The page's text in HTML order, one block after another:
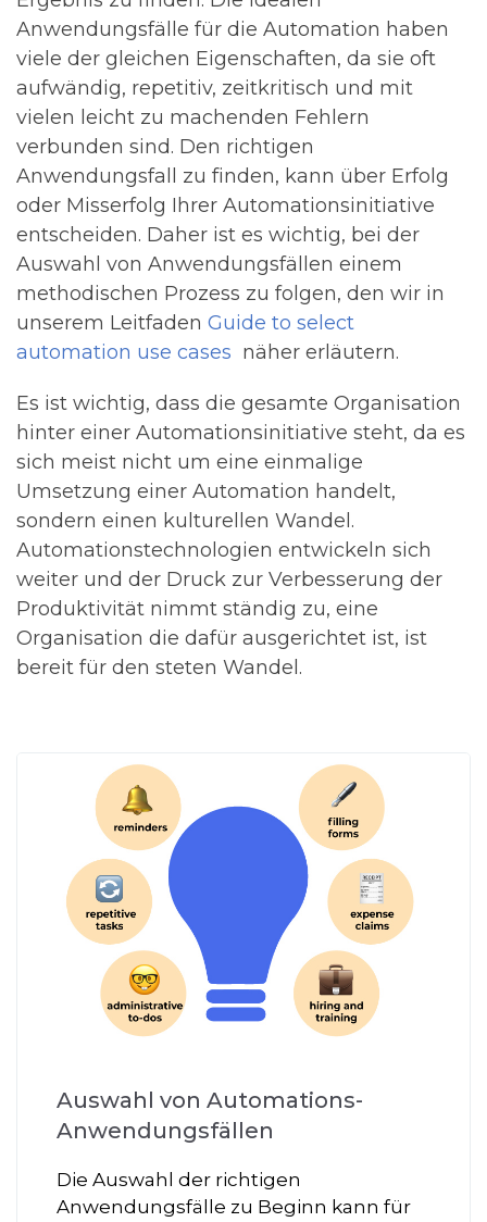
Anwendungsfälle für die Automation haben
viele der gleichen Eigenschaften, da sie oft
aufwändig, repetitiv, zeitkritisch und mit
vielen leicht zu machenden Fehlern
verbunden sind. Den richtigen
Anwendungsfall zu finden, kann über Erfolg
oder Misserfolg Ihrer Automationsinitiative
entscheiden. Daher ist es wichtig, bei der
Auswahl von Anwendungsfällen einem
methodischen Prozess zu folgen, den wir in
unserem Leitfaden Guide to select
automation use cases näher erläutern.
Es ist wichtig, dass die gesamte Organisation
hinter einer Automationsinitiative steht, da es
sich meist nicht um eine einmalige
Umsetzung einer Automation handelt,
sondern einen kulturellen Wandel.
Automationstechnologien entwickeln sich
weiter und der Druck zur Verbesserung der
Produktivität nimmt ständig zu, eine
Organisation die dafür ausgerichtet ist, ist
bereit für den steten Wandel.
Auswahl von Automations-
Anwendungsfällen
Die Auswahl der richtigen
Anwendungsfälle zu Beginn kann für